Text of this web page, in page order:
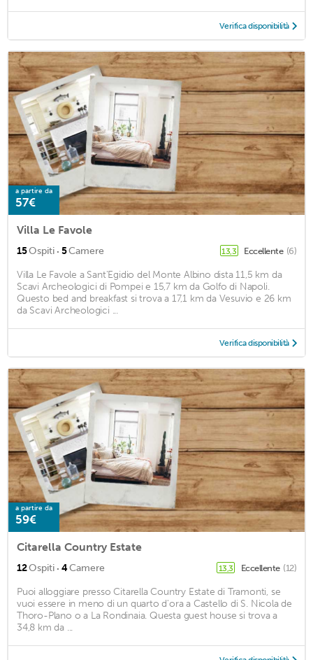
Verifica disponibilità
a partire da
57€
Villa Le Favole
15Ospiti · 5Camere 13,3 Eccellente (6)
Villa Le Favole a Sant'Egidio del Monte Albino dista 11,5 km da
Scavi Archeologici di Pompei e 15,7 km da Golfo di Napoli.
Questo bed and breakfast si trova a 17,1 km da Vesuvio e 26 km
da Scavi Archeologici ...
Verifica disponibilità
a partire da
59€
Citarella Country Estate
12Ospiti · 4Camere 13,3 Eccellente (12)
Puoi alloggiare presso Citarella Country Estate di Tramonti, se
vuoi essere in meno di un quarto d'ora a Castello di S. Nicola de
Thoro-Plano o a La Rondinaia. Questa guest house si trova a
34,8 km da ...